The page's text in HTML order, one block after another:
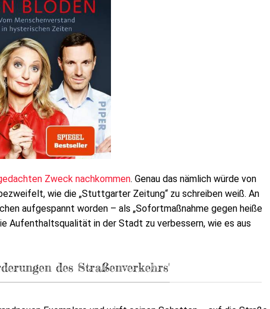
Zweck nachkommen. Genau das nämlich würde von
wie die „Stuttgarter Zeitung“ zu schreiben weiß. An
aufgespannt worden – als „Sofortmaßnahme gegen heiße
Aufenthaltsqualität in der Stadt zu verbessern, wie es aus
des Straßenverkehrs'